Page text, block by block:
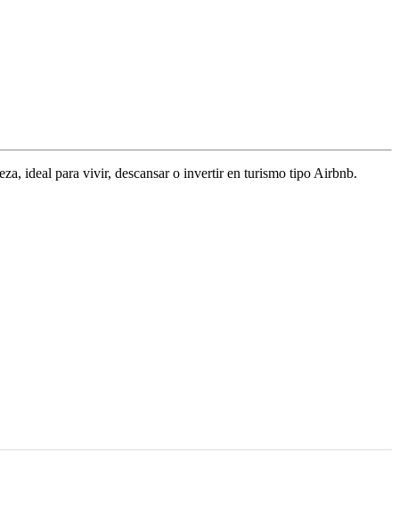
ideal para vivir, descansar o invertir en turismo tipo Airbnb.